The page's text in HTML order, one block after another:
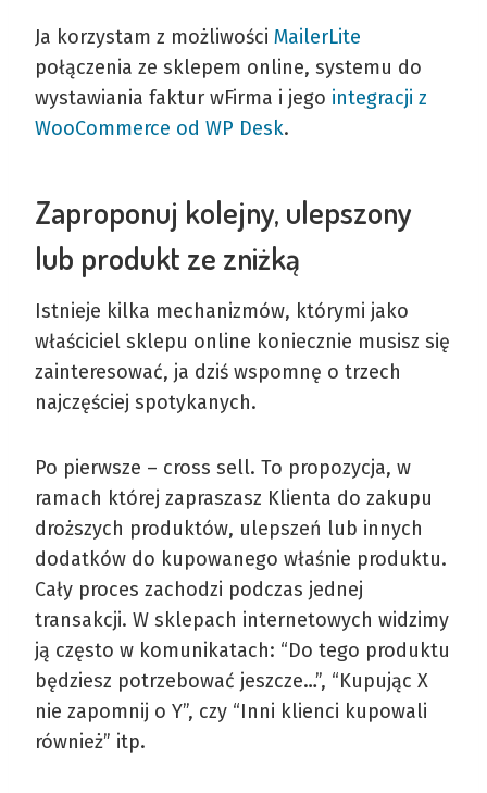
Ja korzystam z możliwości MailerLite
połączenia ze sklepem online, systemu do
wystawiania faktur wFirma i jego integracji z
WooCommerce od WP Desk.
Zaproponuj kolejny, ulepszony
lub produkt ze zniżką
Istnieje kilka mechanizmów, którymi jako
właściciel sklepu online koniecznie musisz się
zainteresować, ja dziś wspomnę o trzech
najczęściej spotykanych.
Po pierwsze – cross sell. To propozycja, w
ramach której zapraszasz Klienta do zakupu
droższych produktów, ulepszeń lub innych
dodatków do kupowanego właśnie produktu.
Cały proces zachodzi podczas jednej
transakcji. W sklepach internetowych widzimy
ją często w komunikatach: “Do tego produktu
będziesz potrzebować jeszcze…”, “Kupując X
nie zapomnij o Y”, czy “Inni klienci kupowali
również” itp.